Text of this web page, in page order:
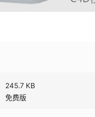
245.7 KB
免费版